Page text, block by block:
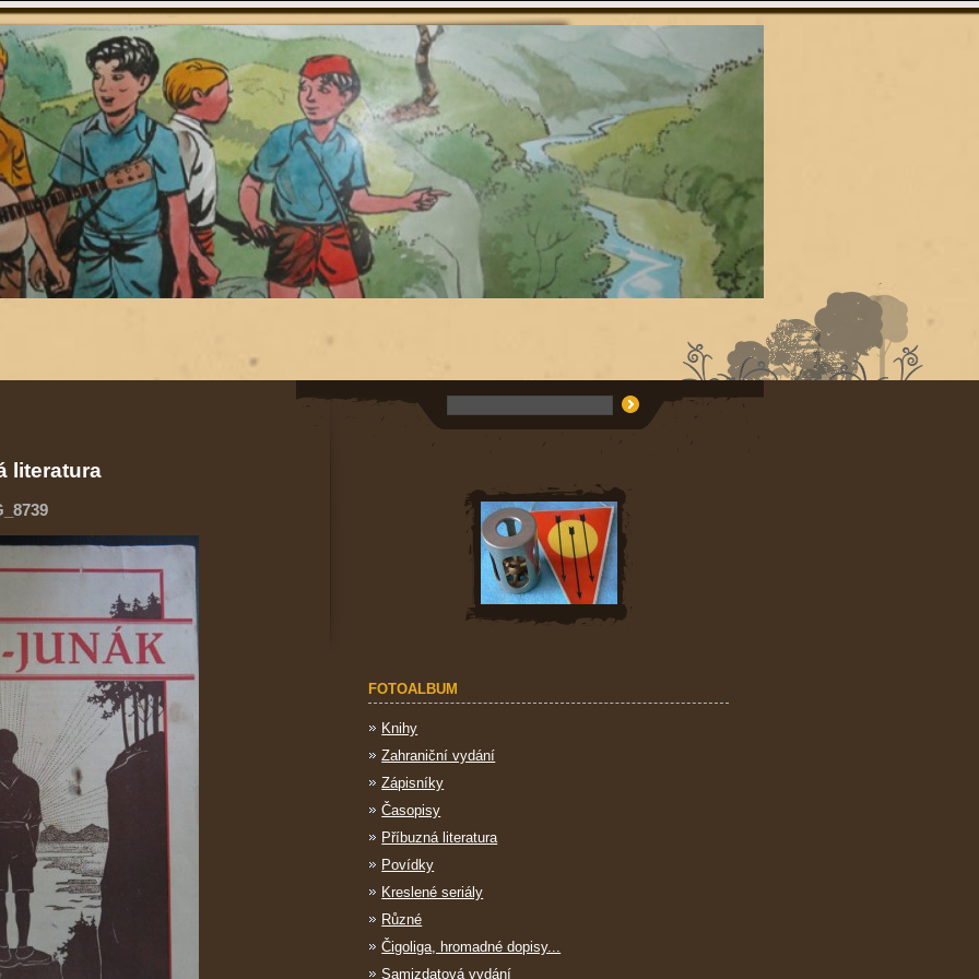
literatura
FOTOALBUM
Knihy
Zahraniční vydání
Zápisníky
Časopisy
Příbuzná literatura
Povídky
Kreslené seriály
Různé
Čigoliga, hromadné dopisy...
Samizdatová vydání